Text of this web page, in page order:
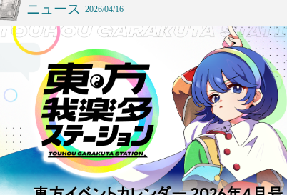
ニュース 2026/04/16